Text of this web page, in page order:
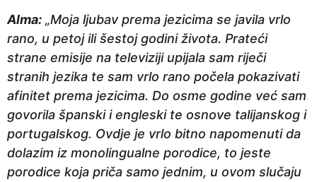
j
Alma: „Moja ljubav prema jezicima se javila vrlo
rano, u petoj ili šestoj godini života. Prateći
strane emisije na televiziji upijala sam riječi
stranih jezika te sam vrlo rano počela pokazivati
afinitet prema jezicima. Do osme godine već sam
govorila španski i engleski te osnove talijanskog i
portugalskog. Ovdje je vrlo bitno napomenuti da
dolazim iz monolingualne porodice, to jeste
porodice koja priča samo jednim, u ovom slučaju